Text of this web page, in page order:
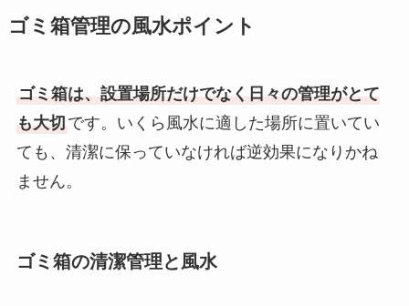
ゴミ箱管理の風水ポイント
ゴミ箱は、設置場所だけでなく日々の管理がとて
も大切 です。いくら風水に適した場所に置いてい
ても、清潔に保っていなければ逆効果になりかね
ません。
ゴミ箱の清潔管理と風水